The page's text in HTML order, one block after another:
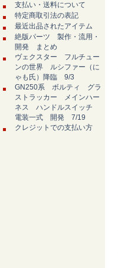
支払い・送料について
特定商取引法の表記
最近出品されたアイテム
絶版パーツ 製作・流用・
開発 まとめ
ヴェクスター フルチュー
ンの世界 ルシファー（に
ゃも氏）降臨 9/3
GN250系 ボルティ グラ
ストラッカー メインハー
ネス ハンドルスイッチ
電装一式 開発 7/19
クレジットでの支払い方